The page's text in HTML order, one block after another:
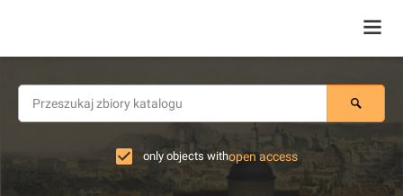
only objects withopen access